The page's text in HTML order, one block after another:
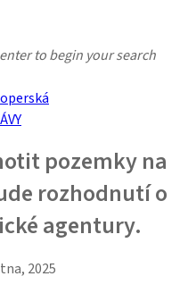
to begin your search
pozemky na
rozhodnutí o
agentury.
2025